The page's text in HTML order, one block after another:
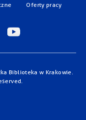
Oferty pracy
Biblioteka w Krakowie.